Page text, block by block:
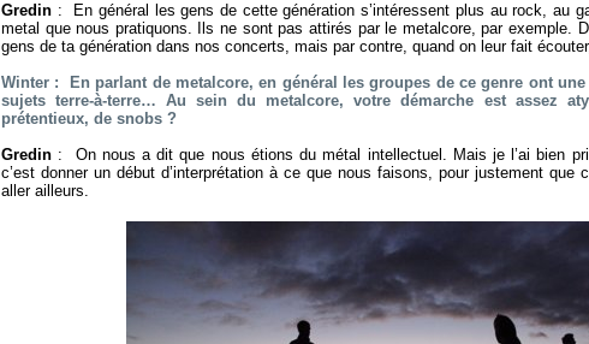
Gredin : En général les gens de cette génération s’intéressent plus au rock, au
metal que nous pratiquons. Ils ne sont pas attirés par le metalcore, par exemple.
gens de ta génération dans nos concerts, mais par contre, quand on leur fait
Winter : En parlant de metalcore, en général les groupes de ce genre ont
sujets terre-à-terre… Au sein du metalcore, votre démarche est assez
prétentieux, de snobs ?
Gredin : On nous a dit que nous étions du métal intellectuel. Mais je l’ai bien
c’est donner un début d’interprétation à ce que nous faisons, pour justement que
aller ailleurs.